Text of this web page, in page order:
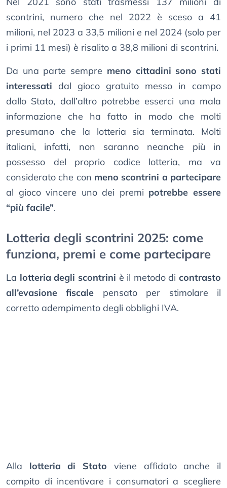
scontrini, numero che nel 2022 è sceso a 41
milioni, nel 2023 a 33,5 milioni e nel 2024 (solo per
i primi 11 mesi) è risalito a 38,8 milioni di scontrini.
Da una parte sempre meno cittadini sono stati
interessati dal gioco gratuito messo in campo
dallo Stato, dall’altro potrebbe esserci una mala
informazione che ha fatto in modo che molti
presumano che la lotteria sia terminata. Molti
italiani, infatti, non saranno neanche più in
possesso del proprio codice lotteria, ma va
considerato che con meno scontrini a partecipare
al gioco vincere uno dei premi potrebbe essere
“più facile”.
Lotteria degli scontrini 2025: come
funziona, premi e come partecipare
La lotteria degli scontrini è il metodo di contrasto
all’evasione fiscale pensato per stimolare il
corretto adempimento degli obblighi IVA.
Alla lotteria di Stato viene affidato anche il
compito di incentivare i consumatori a scegliere